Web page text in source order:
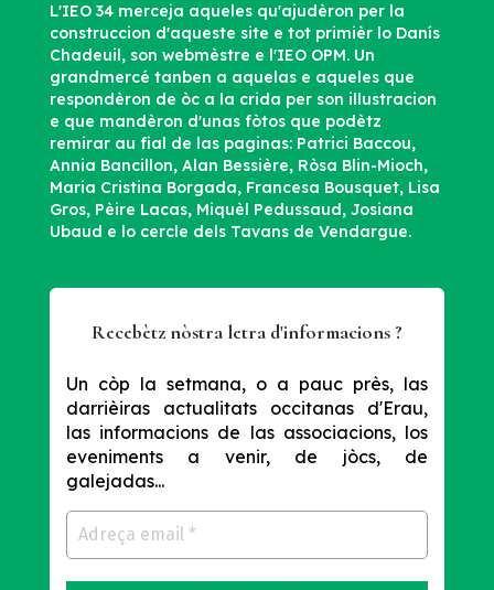
L'IEO 34 merceja aqueles qu'ajudèron per la
construccion d'aqueste site e tot primièr lo Danís
Chadeuil, son webmèstre e l'IEO OPM. Un
grandmercé tanben a aquelas e aqueles que
respondèron de òc a la crida per son illustracion
e que mandèron d'unas fòtos que podètz
remirar au fial de las paginas: Patrici Baccou,
Annia Bancillon, Alan Bessière, Ròsa Blin-Mioch,
Maria Cristina Borgada, Francesa Bousquet, Lisa
Gros, Pèire Lacas, Miquèl Pedussaud, Josiana
Ubaud e lo cercle dels Tavans de Vendargue.
Recebètz nòstra letra d'informacions ?
Un còp la setmana, o a pauc près, las
darrièiras actualitats occitanas d'Erau,
las informacions de las associacions, los
eveniments a venir, de jòcs, de
galejadas...